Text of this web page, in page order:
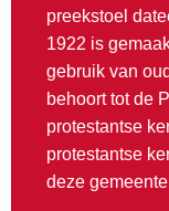
preekstoel
1922 is
gebruik van
behoort tot de
protestantse
protestantse
deze